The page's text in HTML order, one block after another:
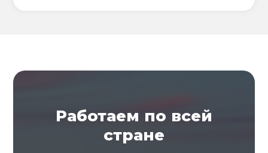
Работаем по всей
стране